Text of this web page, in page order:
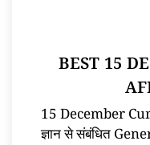
BEST 15
15 December
ज्ञान से संबंधित